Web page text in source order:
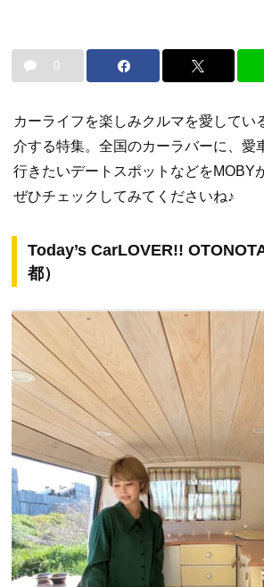
0
カーライフを楽しみクルマを愛してい
介する特集。全国のカーラバーに、愛
行きたいデートスポットなどをMOBY
ぜひチェックしてみてくださいね♪
Today’s CarLOVER!!
都）